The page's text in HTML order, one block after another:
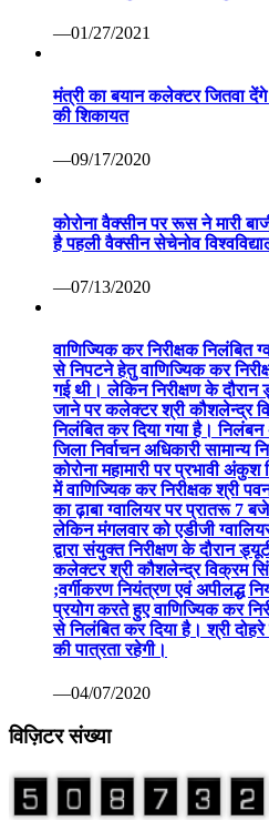
—01/27/2021
मंत्री का बयान कलेक्टर जितवा
की शिकायत
—09/17/2020
कोरोना वैक्सीन पर रूस ने मारी
है पहली वैक्सीन सेचेनोव
—07/13/2020
वाणिज्यिक कर निरीक्षक निलंबित
से निपटने हेतु वाणिज्यिक कर
गई थी। लेकिन निरीक्षण के
जाने पर कलेक्टर श्री कौशलेन्द्र
निलंबित कर दिया गया है।
जिला निर्वाचन अधिकारी सामान्य
कोरोना महामारी पर प्रभावी
में वाणिज्यिक कर निरीक्षक श्री
का ढ़ाबा ग्वालियर पर प्रातरू 7
लेकिन मंगलवार को एडीजी
द्वारा संयुक्त निरीक्षण के दौरान
कलेक्टर श्री कौशलेन्द्र विक्रम
;वर्गीकरण नियंत्रण एवं अपीलद्ध
प्रयोग करते हुए वाणिज्यिक कर
से निलंबित कर दिया है। श्री दोहरे
की पात्रता रहेगी।
—04/07/2020
विज़िटर संख्या